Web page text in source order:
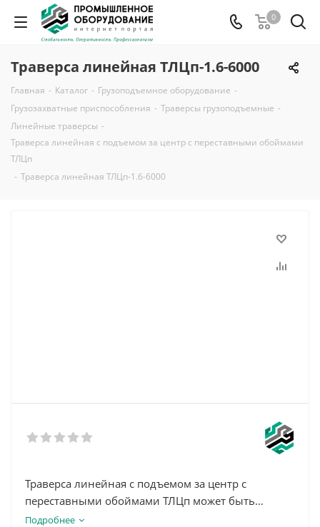
0
Траверса линейная ТЛЦп-1.6-6000
Главная - Каталог - Грузоподъемное оборудование -
Грузозахватные приспособления - Траверсы грузоподъемные -
Линейные траверсы -
Траверса линейная с подъемом за центр с переставными обоймами
ТЛЦп
- Траверса линейная ТЛЦп-1.6-6000
Траверса линейная с подъемом за центр с
переставными обоймами ТЛЦп может быть
использована для подъема и перемещения
Подробнее